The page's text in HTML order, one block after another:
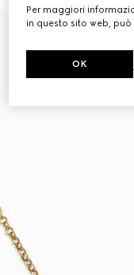
Runway
Per maggiori
in questo sito web,
OK